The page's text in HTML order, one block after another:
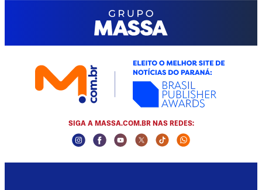
SIGA A MASSA.COM.BR NAS REDES:
Instagram Social Media
Facebook Social Media
Youtube Social Media
Twitter Social Media
Tiktok Social Media
Whatsapp